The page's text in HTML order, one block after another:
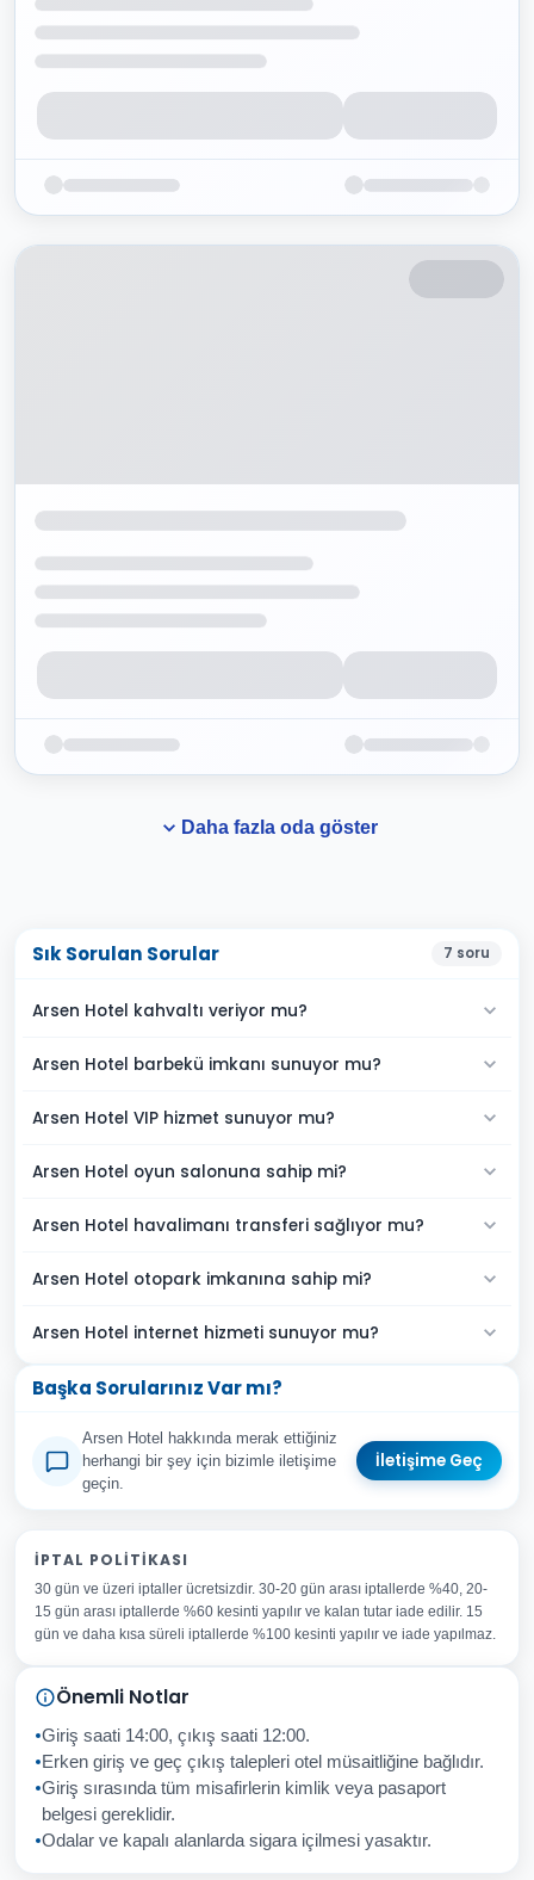
Daha fazla oda göster
Sık Sorulan Sorular 7 soru
Arsen Hotel kahvaltı veriyor mu?
Arsen Hotel barbekü imkanı sunuyor mu?
Arsen Hotel VIP hizmet sunuyor mu?
Arsen Hotel oyun salonuna sahip mi?
Arsen Hotel havalimanı transferi sağlıyor mu?
Arsen Hotel otopark imkanına sahip mi?
Arsen Hotel internet hizmeti sunuyor mu?
Başka Sorularınız Var mı?
Arsen Hotel hakkında merak ettiğiniz
herhangi bir şey için bizimle iletişime
geçin.
İletişime Geç
Adınız Soyadınız
E-posta Adresiniz
Konu
Sorunuz
İptal Gönder
İPTAL POLITIKASI
30 gün ve üzeri iptaller ücretsizdir. 30-20 gün arası iptallerde %40, 20-
15 gün arası iptallerde %60 kesinti yapılır ve kalan tutar iade edilir. 15
gün ve daha kısa süreli iptallerde %100 kesinti yapılır ve iade yapılmaz.
Önemli Notlar
Giriş saati 14:00, çıkış saati 12:00.
Erken giriş ve geç çıkış talepleri otel müsaitliğine bağlıdır.
Giriş sırasında tüm misafirlerin kimlik veya pasaport
belgesi gereklidir.
Odalar ve kapalı alanlarda sigara içilmesi yasaktır.